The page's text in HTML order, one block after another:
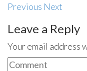
Previous Next
Leave a Reply
Your email address